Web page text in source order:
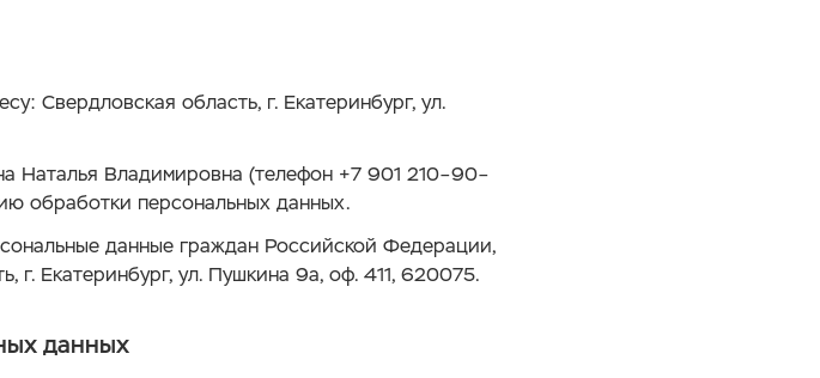
Свердловская область, г. Екатеринбург, ул.
Наталья Владимировна (телефон +7 901 210–90–
обработки персональных данных.
данные граждан Российской Федерации,
г. Екатеринбург, ул. Пушкина 9а, оф. 411, 620075.
данных